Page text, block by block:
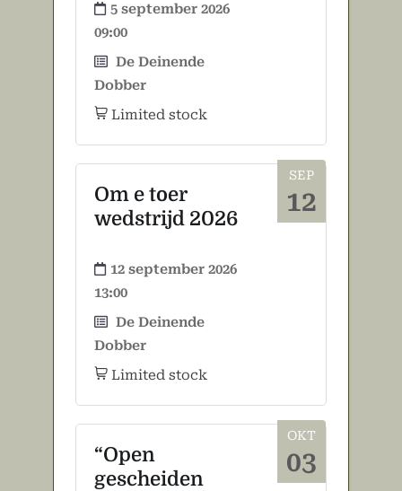
5 september 2026
09:00
De Deinende
Dobber
Limited stock
SEP
12
Om e toer
wedstrijd 2026
12 september 2026
13:00
De Deinende
Dobber
Limited stock
OKT
03
“Open
gescheiden